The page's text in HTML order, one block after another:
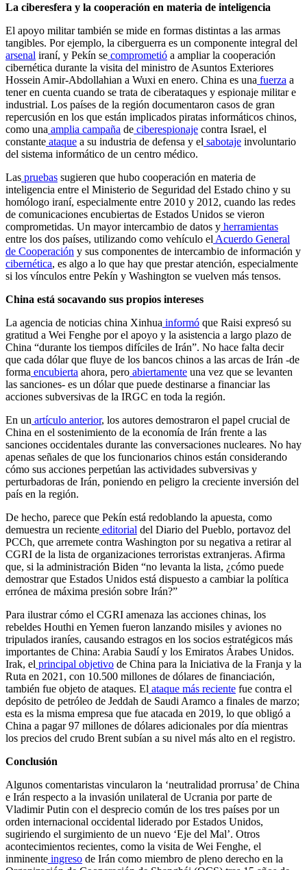
La ciberesfera y la cooperación en materia de inteligencia
El apoyo militar también se mide en formas distintas a las armas
tangibles. Por ejemplo, la ciberguerra es un componente integral del
arsenal iraní, y Pekín se comprometió a ampliar la cooperación
cibernética durante la visita del ministro de Asuntos Exteriores
Hossein Amir-Abdollahian a Wuxi en enero. China es una fuerza a
tener en cuenta cuando se trata de ciberataques y espionaje militar e
industrial. Los países de la región documentaron casos de gran
repercusión en los que están implicados piratas informáticos chinos,
como una amplia campaña de ciberespionaje contra Israel, el
constante ataque a su industria de defensa y el sabotaje involuntario
del sistema informático de un centro médico.
Las pruebas sugieren que hubo cooperación en materia de
inteligencia entre el Ministerio de Seguridad del Estado chino y su
homólogo iraní, especialmente entre 2010 y 2012, cuando las redes
de comunicaciones encubiertas de Estados Unidos se vieron
comprometidas. Un mayor intercambio de datos y herramientas
entre los dos países, utilizando como vehículo el Acuerdo General
de Cooperación y sus componentes de intercambio de información y
cibernética, es algo a lo que hay que prestar atención, especialmente
si los vínculos entre Pekín y Washington se vuelven más tensos.
China está socavando sus propios intereses
La agencia de noticias china Xinhua informó que Raisi expresó su
gratitud a Wei Fenghe por el apoyo y la asistencia a largo plazo de
China “durante los tiempos difíciles de Irán”. No hace falta decir
que cada dólar que fluye de los bancos chinos a las arcas de Irán -de
forma encubierta ahora, pero abiertamente una vez que se levanten
las sanciones- es un dólar que puede destinarse a financiar las
acciones subversivas de la IRGC en toda la región.
En un artículo anterior, los autores demostraron el papel crucial de
China en el sostenimiento de la economía de Irán frente a las
sanciones occidentales durante las conversaciones nucleares. No hay
apenas señales de que los funcionarios chinos están considerando
cómo sus acciones perpetúan las actividades subversivas y
perturbadoras de Irán, poniendo en peligro la creciente inversión del
país en la región.
De hecho, parece que Pekín está redoblando la apuesta, como
demuestra un reciente editorial del Diario del Pueblo, portavoz del
PCCh, que arremete contra Washington por su negativa a retirar al
CGRI de la lista de organizaciones terroristas extranjeras. Afirma
que, si la administración Biden “no levanta la lista, ¿cómo puede
demostrar que Estados Unidos está dispuesto a cambiar la política
errónea de máxima presión sobre Irán?”
Para ilustrar cómo el CGRI amenaza las acciones chinas, los
rebeldes Houthi en Yemen fueron lanzando misiles y aviones no
tripulados iraníes, causando estragos en los socios estratégicos más
importantes de China: Arabia Saudí y los Emiratos Árabes Unidos.
Irak, el principal objetivo de China para la Iniciativa de la Franja y la
Ruta en 2021, con 10.500 millones de dólares de financiación,
también fue objeto de ataques. El ataque más reciente fue contra el
depósito de petróleo de Jeddah de Saudi Aramco a finales de marzo;
esta es la misma empresa que fue atacada en 2019, lo que obligó a
China a pagar 97 millones de dólares adicionales por día mientras
los precios del crudo Brent subían a su nivel más alto en el registro.
Conclusión
Algunos comentaristas vincularon la ‘neutralidad prorrusa’ de China
e Irán respecto a la invasión unilateral de Ucrania por parte de
Vladimir Putin con el desprecio común de los tres países por un
orden internacional occidental liderado por Estados Unidos,
sugiriendo el surgimiento de un nuevo ‘Eje del Mal’. Otros
acontecimientos recientes, como la visita de Wei Fenghe, el
inminente ingreso de Irán como miembro de pleno derecho en la